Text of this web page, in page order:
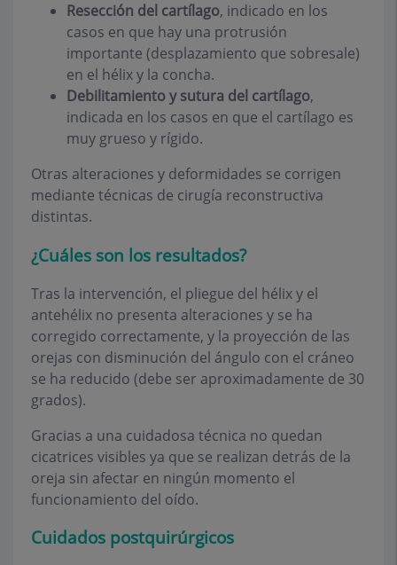
Resección del cartílago, indicado en los
casos en que hay una protrusión
importante (desplazamiento que sobresale)
en el hélix y la concha.
Debilitamiento y sutura del cartílago,
indicada en los casos en que el cartílago es
muy grueso y rígido.
Otras alteraciones y deformidades se corrigen
mediante técnicas de cirugía reconstructiva
distintas.
¿Cuáles son los resultados?
Tras la intervención, el pliegue del hélix y el
antehélix no presenta alteraciones y se ha
corregido correctamente, y la proyección de las
orejas con disminución del ángulo con el cráneo
se ha reducido (debe ser aproximadamente de 30
grados).
Gracias a una cuidadosa técnica no quedan
cicatrices visibles ya que se realizan detrás de la
oreja sin afectar en ningún momento el
funcionamiento del oído.
Cuidados postquirúrgicos